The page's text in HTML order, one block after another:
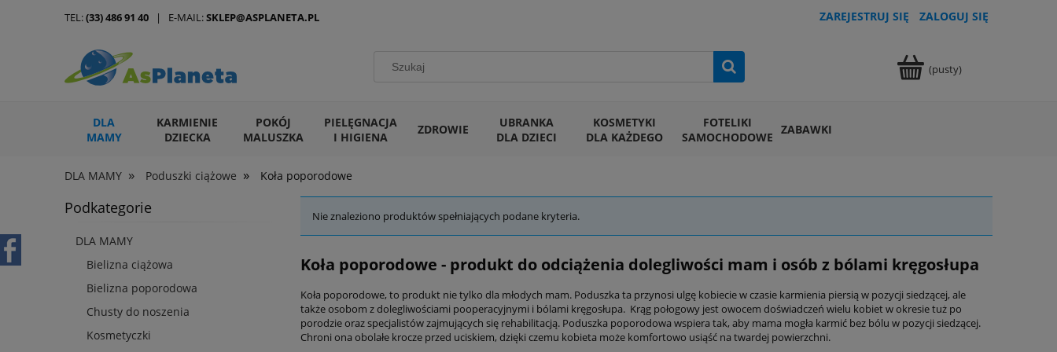
ZAREJESTRUJ SIĘ ZALOGUJ SIĘ
(pusty)
DLA
MAMY
KARMIENIE
DZIECKA
POKÓJ
MALUSZKA
PIELĘGNACJA
I HIGIENA
ZDROWIE
UBRANKA
DLA DZIECI
KOSMETYKI
DLA KAŻDEGO
FOTELIKI
SAMOCHODOWE ZABAWKI
ARTYKUŁY DLA ZWIERZĄT
DLA MAMY » Poduszki ciążowe » Koła poporodowe
TEL:(33) 486 91 40 | E-MAIL:SKLEP@ASPLANETA.PL
Podkategorie
DLA MAMY
Bielizna ciążowa
Bielizna poporodowa
Chusty do noszenia
Kosmetyczki
Nie znaleziono produktów spełniających podane kryteria.
Koła poporodowe - produkt do odciążenia dolegliwości mam i osób z bólami kręgosłupa
Koła poporodowe, to produkt nie tylko dla młodych mam. Poduszka ta przynosi ulgę kobiecie w czasie karmienia piersią w pozycji siedzącej, ale
także osobom z dolegliwościami pooperacyjnymi i bólami kręgosłupa. Krąg połogowy jest owocem doświadczeń wielu kobiet w okresie tuż po
porodzie oraz specjalistów zajmujących się rehabilitacją. Poduszka poporodowa wspiera tak, aby mama mogła karmić bez bólu w pozycji siedzącej.
Chroni ona obolałe krocze przed uciskiem, dzięki czemu kobieta może komfortowo usiąść na twardej powierzchni.